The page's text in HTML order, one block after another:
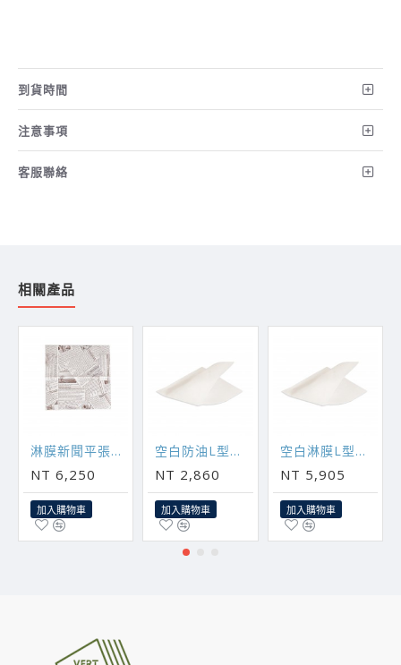
到貨時間
注意事項
客服聯絡
相關產品
淋膜新聞平張紙30x30cm 5000個
NT 6,250
加入購物車
空白防油L型袋19x19cm 5000個
NT 2,860
加入購物車
空白淋膜L型袋19x19cm 5000個
NT 5,905
加入購物車